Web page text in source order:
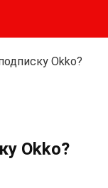
Okko?
Okko?